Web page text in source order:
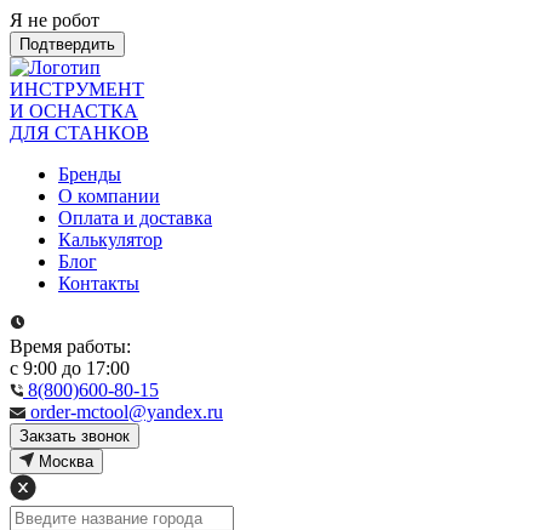
Я не робот
Подтвердить
ИНСТРУМЕНТ
И ОСНАСТКА
ДЛЯ СТАНКОВ
Бренды
О компании
Оплата и доставка
Калькулятор
Блог
Контакты
Время работы:
с 9:00 до 17:00
8(800)600-80-15
order-mctool@yandex.ru
Закзать звонок
Москва